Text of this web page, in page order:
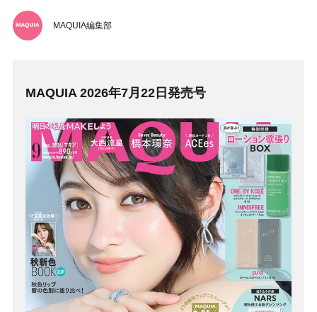
MAQUIA編集部
MAQUIA 2026年7月22日発売号